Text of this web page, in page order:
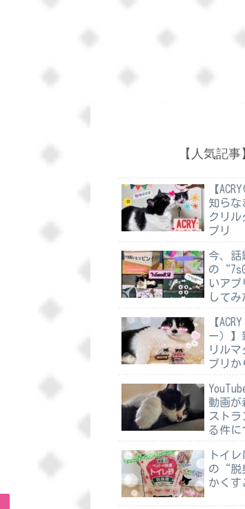
【人気記事
【
知らな
クリル
プリ
今、話
の
いアプ
してみ
【
ー）】
リル
プリか
動画が
ストラ
る件に
トイ
の“脱
かくす